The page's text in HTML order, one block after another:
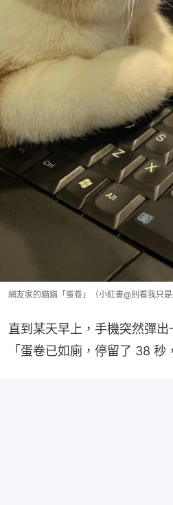
網友家的貓貓「蛋卷」（小紅書@別看我只是
直到某天早上，手機突然彈
「蛋卷已如廁，停留了 38 秒